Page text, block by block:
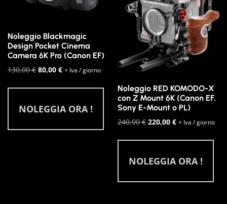
Noleggio Blackmagic
Design Pocket Cinema
Camera 6K Pro (Canon EF)
130,00€ Il
originale
130,00 €.
80,00 €Il
attuale
80,00 €.
+ Iva / giorno
NOLEGGIA ORA !
Noleggio RED KOMODO-X
con Z Mount 6K (Canon EF,
Sony E-Mount o PL)
240,00€Il
originale
240,00 €.
220,00€Il
attuale
220,00 €.
+ Iva / giorno
NOLEGGIA ORA !